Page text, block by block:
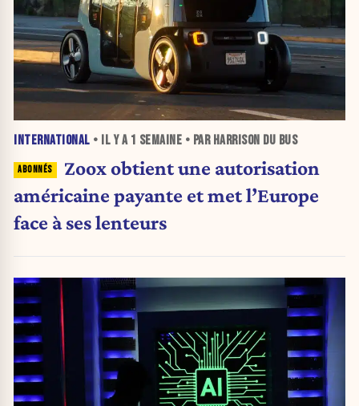
INTERNATIONAL • IL Y A 1 SEMAINE • PAR HARRISON DU BUS
Zoox obtient une autorisation
américaine payante et met l’Europe
face à ses lenteurs